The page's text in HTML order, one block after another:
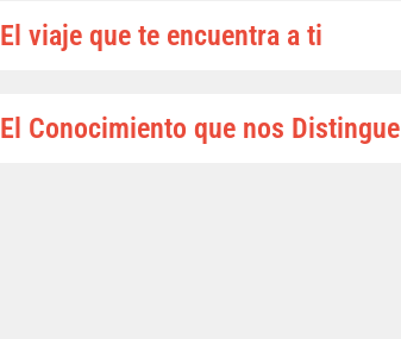
El viaje que te encuentra a ti
El Conocimiento que nos Distingue